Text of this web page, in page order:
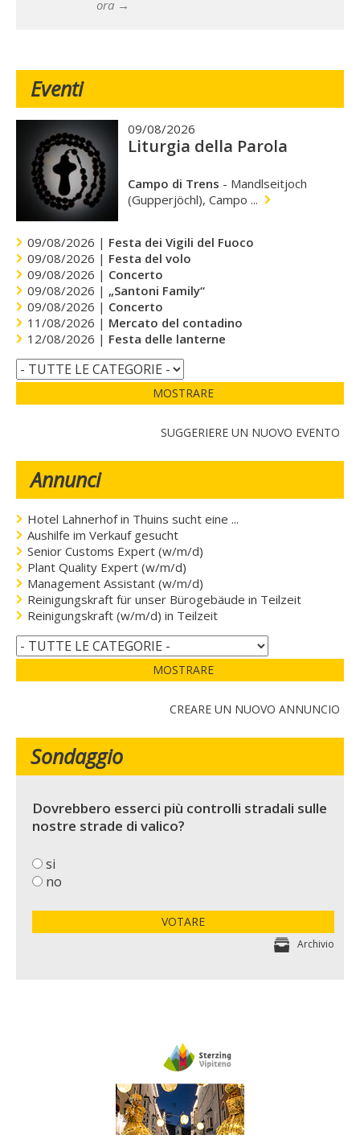
ora →
Eventi
09/08/2026
Liturgia della Parola
Campo di Trens - Mandlseitjoch
(Gupperjöchl), Campo ...
09/08/2026 | Festa dei Vigili del Fuoco
09/08/2026 | Festa del volo
09/08/2026 | Concerto
09/08/2026 | „Santoni Family“
09/08/2026 | Concerto
11/08/2026 | Mercato del contadino
12/08/2026 | Festa delle lanterne
MOSTRARE
SUGGERIERE UN NUOVO EVENTO
Annunci
Hotel Lahnerhof in Thuins sucht eine ...
Aushilfe im Verkauf gesucht
Senior Customs Expert (w/m/d)
Plant Quality Expert (w/m/d)
Management Assistant (w/m/d)
Reinigungskraft für unser Bürogebäude in Teilzeit
Reinigungskraft (w/m/d) in Teilzeit
MOSTRARE
CREARE UN NUOVO ANNUNCIO
Sondaggio
Dovrebbero esserci più controlli stradali sulle
nostre strade di valico?
si
no
VOTARE
Archivio